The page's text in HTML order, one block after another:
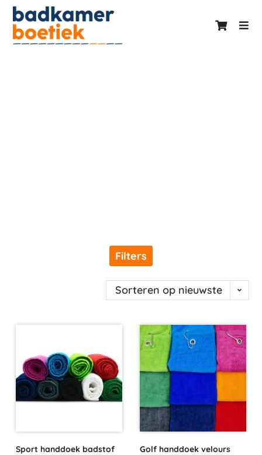
Filters
Sorteren op nieuwste
Sport handdoek badstof
Golf handdoek velours